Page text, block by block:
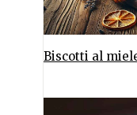
Biscotti al